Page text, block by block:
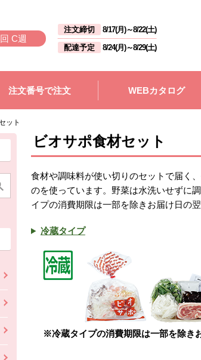
C週
注文締切 8/17(月)～8/22(土)
配達予定
8/24(月)～8/29(土)
注文番号で注文 WEBカタログ
ット
ビオサポ食材セット
食材や調味料が使い切りのセットで届く
のを使っています。野菜は水洗いせずに
イプの消費期限は一部を除きお届け日の
冷蔵タイプ
※冷蔵タイプの消費期限は一部を除き